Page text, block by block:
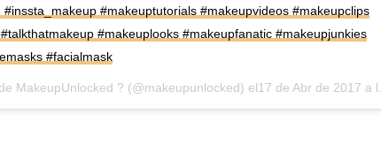
#makeuptutorials #makeupvideos #makeupclips
#makeuplooks #makeupfanatic #makeupjunkies
#facialmask